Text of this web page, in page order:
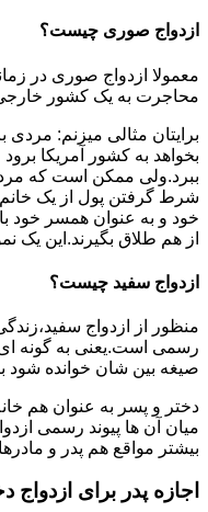
ازدواج صوری چیست؟
معمولا ازدواج صوری در
محاجرت به یک کشور خارجی
برایتان مثالی میزنم: مردی
بخواهد به کشور آمریکا برود
ببرد.ولی ممکن است که
شرط گرفتن پول از یک
خود و به عنوان همسر خود با
از هم طلاق بگیرند.این یک
ازدواج سفید چیست؟
منظور از ازدواج
رسمی است.یعنی به گونه
صیغه بین شان خوانده
دختر و پسر به عنوان هم
میان آن ها پیوند رسمی
بیشتر مواقع هم پدر و
اجازه پدر برای